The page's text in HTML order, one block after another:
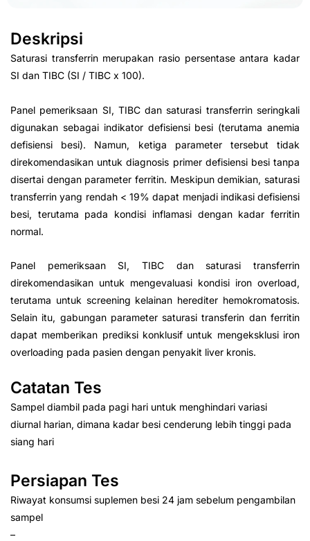
Deskripsi
Saturasi transferrin merupakan rasio persentase antara kadar
SI dan TIBC (SI / TIBC x 100).
Panel pemeriksaan SI, TIBC dan saturasi transferrin seringkali
digunakan sebagai indikator defisiensi besi (terutama anemia
defisiensi besi). Namun, ketiga parameter tersebut tidak
direkomendasikan untuk diagnosis primer defisiensi besi tanpa
disertai dengan parameter ferritin. Meskipun demikian, saturasi
transferrin yang rendah < 19% dapat menjadi indikasi defisiensi
besi, terutama pada kondisi inflamasi dengan kadar ferritin
normal.
Panel pemeriksaan SI, TIBC dan saturasi transferrin
direkomendasikan untuk mengevaluasi kondisi iron overload,
terutama untuk screening kelainan herediter hemokromatosis.
Selain itu, gabungan parameter saturasi transferin dan ferritin
dapat memberikan prediksi konklusif untuk mengeksklusi iron
overloading pada pasien dengan penyakit liver kronis.
Catatan Tes
Sampel diambil pada pagi hari untuk menghindari variasi
diurnal harian, dimana kadar besi cenderung lebih tinggi pada
siang hari
Persiapan Tes
Riwayat konsumsi suplemen besi 24 jam sebelum pengambilan
sampel
–